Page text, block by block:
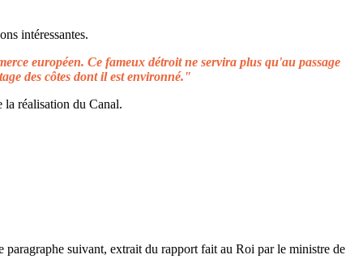
intéressantes.
européen. Ce fameux détroit ne servira plus qu'au passage
des côtes dont il est environné."
réalisation du Canal.
suivant, extrait du rapport fait au Roi par le ministre de